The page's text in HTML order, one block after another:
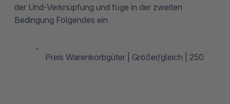
der Und-Verknüpfung und füge in der zweiten
Bedingung Folgendes ein
Preis Warenkorbgüter | Größer/gleich | 250